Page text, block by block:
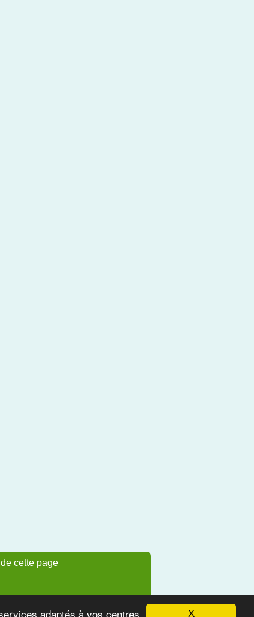
X
adaptés à vos centres
cette page